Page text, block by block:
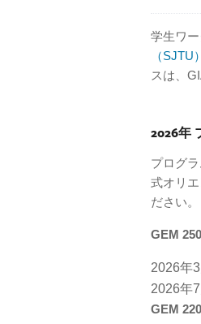
学生ワ
（SJTU）
スは、
2026年
プログ
式オリ
ださい。
GEM
2026年
​2026年
GEM